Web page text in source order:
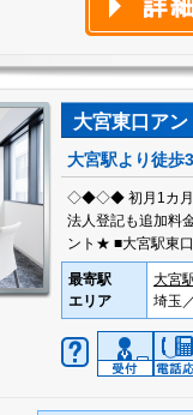
大宮東口ア
大宮駅より徒歩
◇◆◇◆ 初月1カ月無
法人登記も追加
ント★ ■大宮駅東
最寄駅
エリア
大宮
埼玉